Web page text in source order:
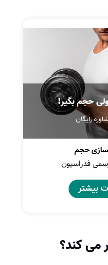
حجم بگیر!
رایگان
حجم
فدراسیون
بیشتر
می کند؟